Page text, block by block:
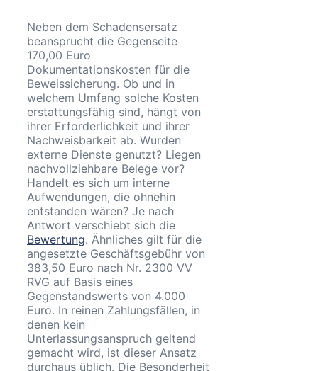
Neben dem Schadensersatz
beansprucht die Gegenseite
170,00 Euro
Dokumentationskosten für die
Beweissicherung. Ob und in
welchem Umfang solche Kosten
erstattungsfähig sind, hängt von
ihrer Erforderlichkeit und ihrer
Nachweisbarkeit ab. Wurden
externe Dienste genutzt? Liegen
nachvollziehbare Belege vor?
Handelt es sich um interne
Aufwendungen, die ohnehin
entstanden wären? Je nach
Antwort verschiebt sich die
Bewertung. Ähnliches gilt für die
angesetzte Geschäftsgebühr von
383,50 Euro nach Nr. 2300 VV
RVG auf Basis eines
Gegenstandswerts von 4.000
Euro. In reinen Zahlungsfällen, in
denen kein
Unterlassungsanspruch geltend
gemacht wird, ist dieser Ansatz
durchaus üblich. Die Besonderheit